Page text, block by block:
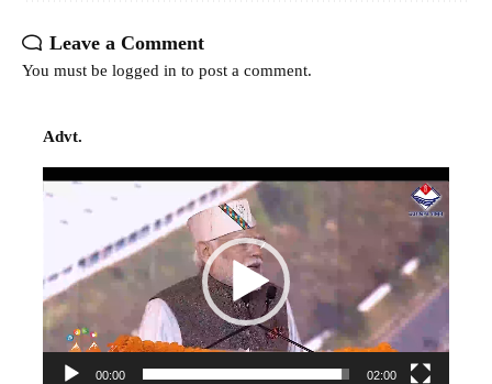
Leave a Comment
You must be logged in to post a comment.
Advt.
Video
00:00 02:00